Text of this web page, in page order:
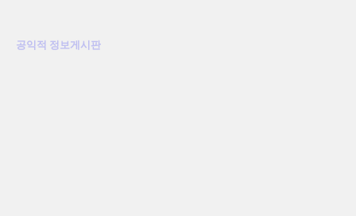
공익적 정보게시판